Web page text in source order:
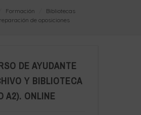
Formación
Bibliotecas
de oposiciones
DE AYUDANTE
Y BIBLIOTECA
A2). ONLINE